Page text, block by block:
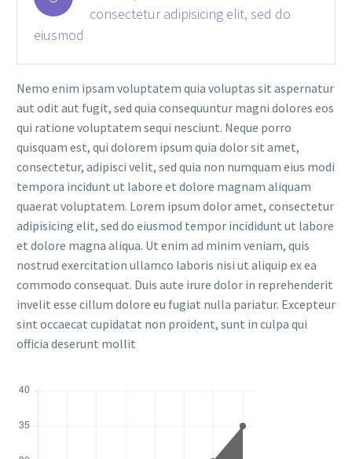
consectetur adipisicing elit, sed do
eiusmod
Nemo enim ipsam voluptatem quia voluptas sit aspernatur
aut odit aut fugit, sed quia consequuntur magni dolores eos
qui ratione voluptatem sequi nesciunt. Neque porro
quisquam est, qui dolorem ipsum quia dolor sit amet,
consectetur, adipisci velit, sed quia non numquam eius modi
tempora incidunt ut labore et dolore magnam aliquam
quaerat voluptatem. Lorem ipsum dolor amet, consectetur
adipisicing elit, sed do eiusmod tempor incididunt ut labore
et dolore magna aliqua. Ut enim ad minim veniam, quis
nostrud exercitation ullamco laboris nisi ut aliquip ex ea
commodo consequat. Duis aute irure dolor in reprehenderit
invelit esse cillum dolore eu fugiat nulla pariatur. Excepteur
sint occaecat cupidatat non proident, sunt in culpa qui
officia deserunt mollit